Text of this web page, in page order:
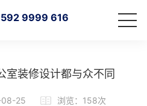
9999 616
室装修设计都与众不同
08-25
浏览：158次